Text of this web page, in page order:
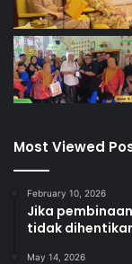
Most Viewed
February 10, 2026
Jika
tidak
May 14, 2026